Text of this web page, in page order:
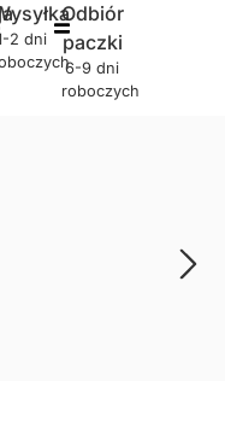
2 dni
Odbiór
paczki
6-9 dni
roboczych